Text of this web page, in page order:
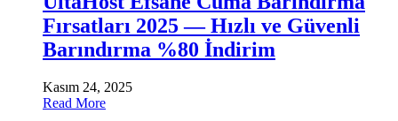
Fırsatları 2025 — Hızlı ve Güvenli
Barındırma %80 İndirim
Kasım 24, 2025
Read More